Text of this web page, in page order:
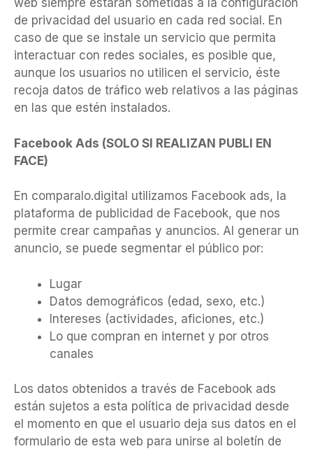
web siempre estarán sometidas a la configuración
de privacidad del usuario en cada red social. En
caso de que se instale un servicio que permita
interactuar con redes sociales, es posible que,
aunque los usuarios no utilicen el servicio, éste
recoja datos de tráfico web relativos a las páginas
en las que estén instalados.
Facebook Ads (SOLO SI REALIZAN PUBLI EN
FACE)
En comparalo.digital utilizamos Facebook ads, la
plataforma de publicidad de Facebook, que nos
permite crear campañas y anuncios. Al generar un
anuncio, se puede segmentar el público por:
Lugar
Datos demográficos (edad, sexo, etc.)
Intereses (actividades, aficiones, etc.)
Lo que compran en internet y por otros
canales
Los datos obtenidos a través de Facebook ads
están sujetos a esta política de privacidad desde
el momento en que el usuario deja sus datos en el
formulario de esta web para unirse al boletín de